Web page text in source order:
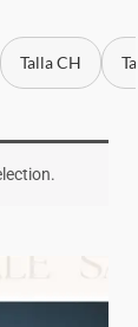
Talla CH